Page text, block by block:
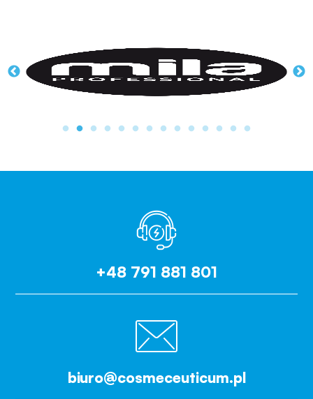
+48 791 881 801
biuro@cosmeceuticum.pl